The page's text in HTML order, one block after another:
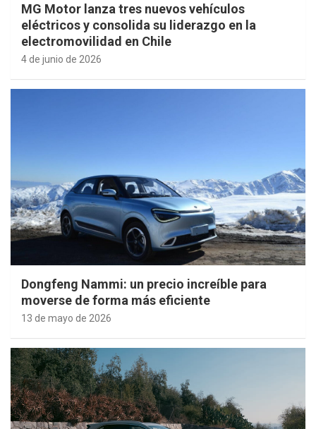
MG Motor lanza tres nuevos vehículos
eléctricos y consolida su liderazgo en la
electromovilidad en Chile
4 de junio de 2026
Dongfeng Nammi: un precio increíble para
moverse de forma más eficiente
13 de mayo de 2026